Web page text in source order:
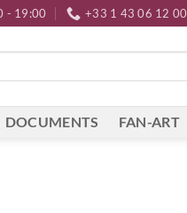
- 19:00 +33 1 43 06 12 00
DOCUMENTS FAN-ART